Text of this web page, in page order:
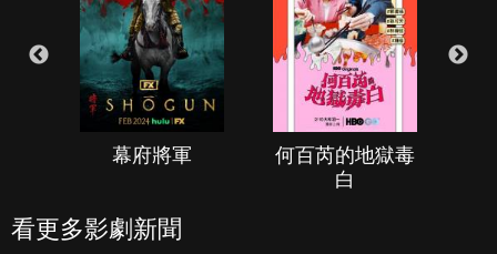
幕府將軍
何百芮的地獄毒
白
看更多影劇新聞